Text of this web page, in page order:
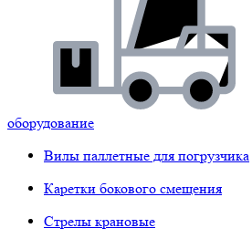
оборудование
Вилы паллетные для погрузчика
Каретки бокового смещения
Стрелы крановые